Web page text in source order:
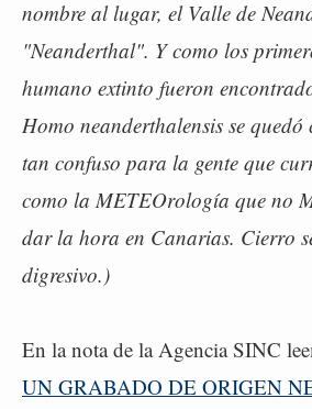
nombre al lugar, el Valle de
"Neanderthal". Y como los
humano extinto fueron
Homo neanderthalensis se quedó
tan confuso para la gente que
como la METEOrología que no
dar la hora en Canarias. Cierro
digresivo.)
En la nota de la Agencia SINC
UN GRABADO DE ORIGEN